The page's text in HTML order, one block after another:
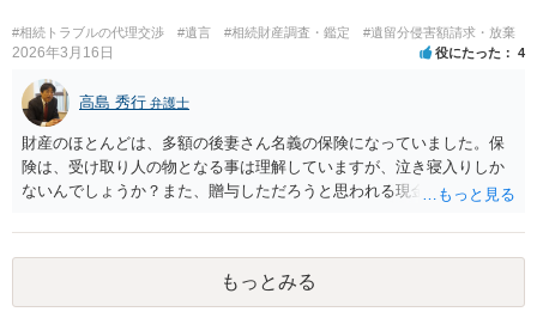
相続放棄されれば問題ありません。 ３） 完全に拒否する方法はないか
もしれませんが、 関わりを持ちたくないとのことでしたら、親族の意
見書にその旨を記載して提出しておけば良いかも知れません。 後見人
としても、関わりを拒否している親族にあえて連絡をしてくる可能性
は低いと考えられます。 以上、ご参考になさってください。
#相続トラブルの代理交渉 #遺言 #相続財産調査・鑑定 #遺留分侵害額請求・放棄
2026年3月16日 役にたった 4
高島 秀行 弁護士
財産のほとんどは、多額の後妻さん名義の保険になっていました。保
険は、受け取り人の物となる事は理解していますが、泣き寝入りしか
ないんでしょうか？また、贈与しただろうと思われる現金の引き出し
うか？ 保険は原則として受取人のものですが、遺産全体での保険金
の割合が高い場合、掛け金が一括払いで、保険金が掛け金の額と同様
の額の場合などは特別受益として遺留分の対象となる可能性がありま
す。 多額の現金の引き出しは、相手に渡ったかどうか、そのとき父
もっとみる